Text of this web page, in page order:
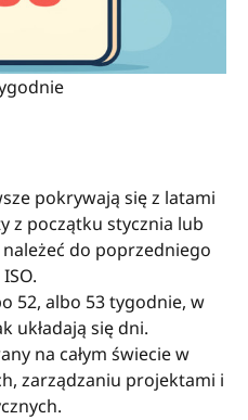
pokrywają się z latami
z początku stycznia lub
do poprzedniego
52, albo 53 tygodnie, w
układają się dni.
na całym świecie w
zarządzaniu projektami i